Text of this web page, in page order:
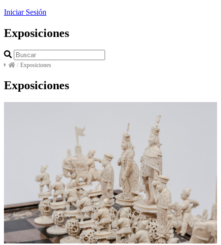
Iniciar Sesión
Exposiciones
/ Exposiciones
Exposiciones